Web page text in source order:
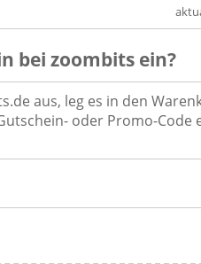
beizoombits ein?
aus, leg es in den
oder Promo-Code